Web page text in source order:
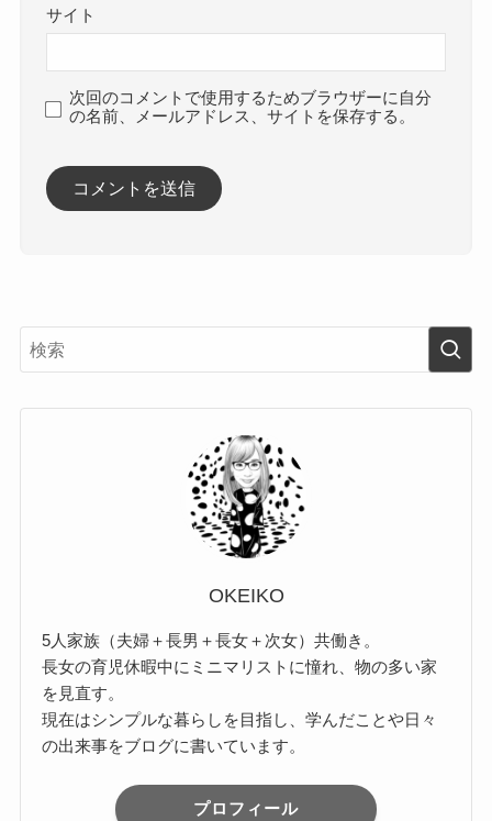
サイト
次回のコメントで使用するためブラウザーに自分
の名前、メールアドレス、サイトを保存する。
OKEIKO
5人家族（夫婦＋長男＋長女＋次女）共働き。
長女の育児休暇中にミニマリストに憧れ、物の多い家
を見直す。
現在はシンプルな暮らしを目指し、学んだことや日々
の出来事をブログに書いています。
プロフィール